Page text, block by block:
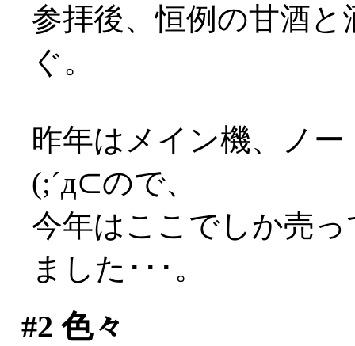
参拝後、恒例の甘酒
ぐ。
昨年はメイン機、ノ
(;´д⊂ので、
今年はここでしか売
ました･･･。
#2 色々